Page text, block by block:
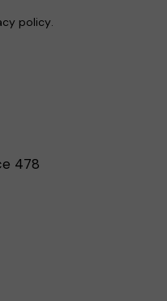
policy.
478